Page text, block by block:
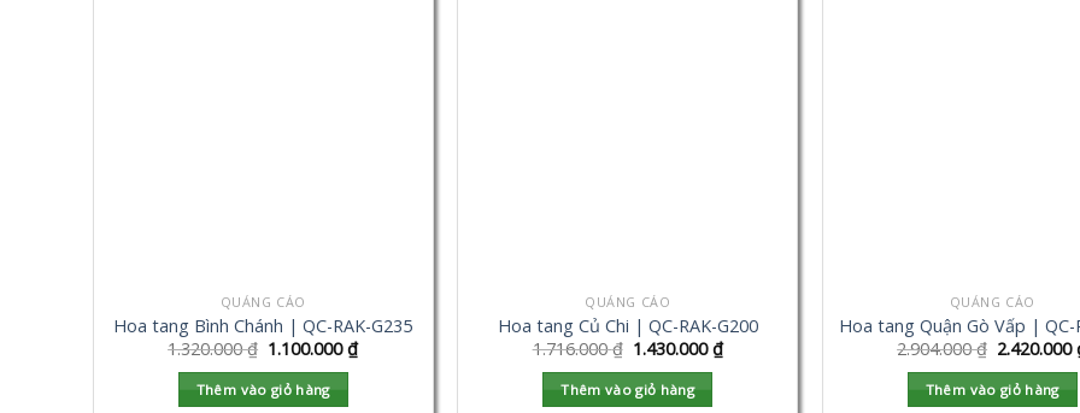
QUẢNG CÁO
Hoa tang Bình Chánh | QC-RAK-G235
1.320.000₫ 1.100.000₫
Thêm vào giỏ hàng
QUẢNG CÁO
Hoa tang Củ Chi | QC-RAK-G200
1.716.000₫ 1.430.000₫
Thêm vào giỏ hàng
QUẢNG CÁO
Hoa tang Quận Gò Vấp | QC-
2.904.000₫ 2.420.000
Thêm vào giỏ hàng